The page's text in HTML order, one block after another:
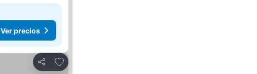
Ver precios
Compartir
Añadir a favoritos